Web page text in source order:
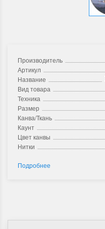
Производитель
Артикул
Название
Вид товара
Техника
Размер
Канва/Ткань
Каунт
Цвет канвы
Нитки
Подробнее